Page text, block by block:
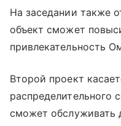
На заседании также
объект сможет
привлекательность
Второй проект
распределительного
сможет обслуживать